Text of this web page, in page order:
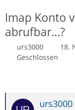
Imap Konto
abrufbar...?
urs3000
18.
Geschlossen
urs3000